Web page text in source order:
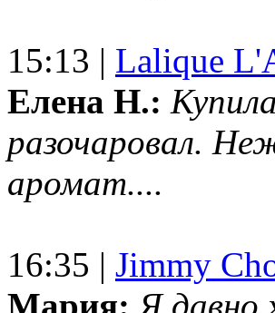
15:13 | Lalique
Елена Н.:
разочаровал.
аромат....
16:35 | Jimmy